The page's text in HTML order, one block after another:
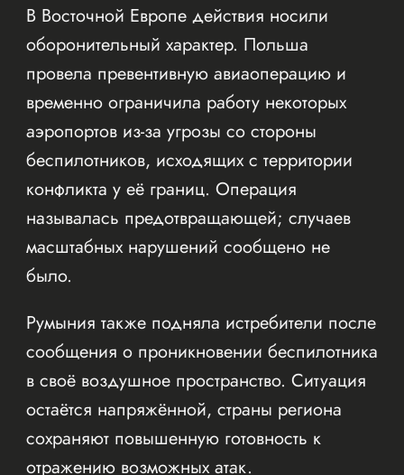
В Восточной Европе действия носили
оборонительный характер. Польша
провела превентивную авиаоперацию и
временно ограничила работу некоторых
аэропортов из-за угрозы со стороны
беспилотников, исходящих с территории
конфликта у её границ. Операция
называлась предотвращающей; случаев
масштабных нарушений сообщено не
было.
Румыния также подняла истребители после
сообщения о проникновении беспилотника
в своё воздушное пространство. Ситуация
остаётся напряжённой, страны региона
сохраняют повышенную готовность к
отражению возможных атак.